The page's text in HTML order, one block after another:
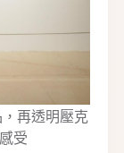
再透明壓克
受